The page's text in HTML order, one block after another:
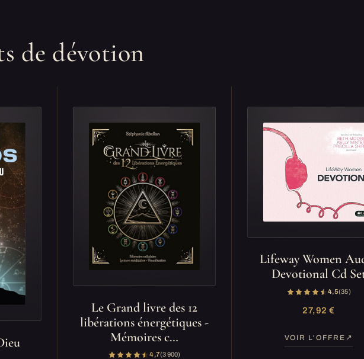
de dévotion
Le Grand livre des 12
libérations énergétiques -
Mémoires c…
4,7(3 900)
Lifeway Women
Devotional Cd
4,5(35)
27,92 €
VOIR L'OFFRE